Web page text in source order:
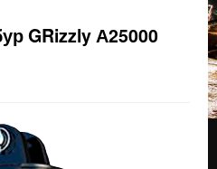
GRizzly А25000